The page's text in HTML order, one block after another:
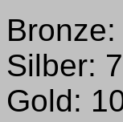
Silber:
Gold: